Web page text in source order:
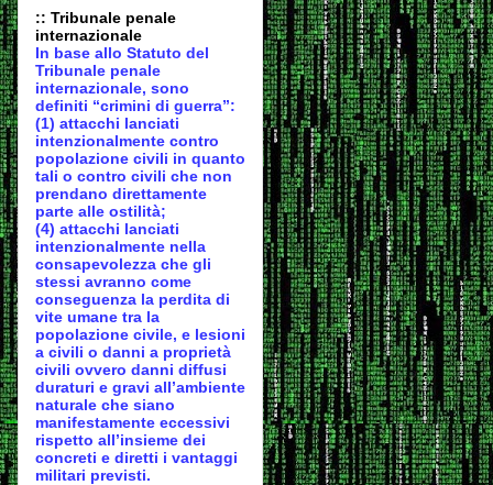
:: Tribunale penale
internazionale
In base allo Statuto del
Tribunale penale
internazionale, sono
definiti “crimini di guerra”:
(1) attacchi lanciati
intenzionalmente contro
popolazione civili in quanto
tali o contro civili che non
prendano direttamente
parte alle ostilità;
(4) attacchi lanciati
intenzionalmente nella
consapevolezza che gli
stessi avranno come
conseguenza la perdita di
vite umane tra la
popolazione civile, e lesioni
a civili o danni a proprietà
civili ovvero danni diffusi
duraturi e gravi all’ambiente
naturale che siano
manifestamente eccessivi
rispetto all’insieme dei
concreti e diretti i vantaggi
militari previsti.